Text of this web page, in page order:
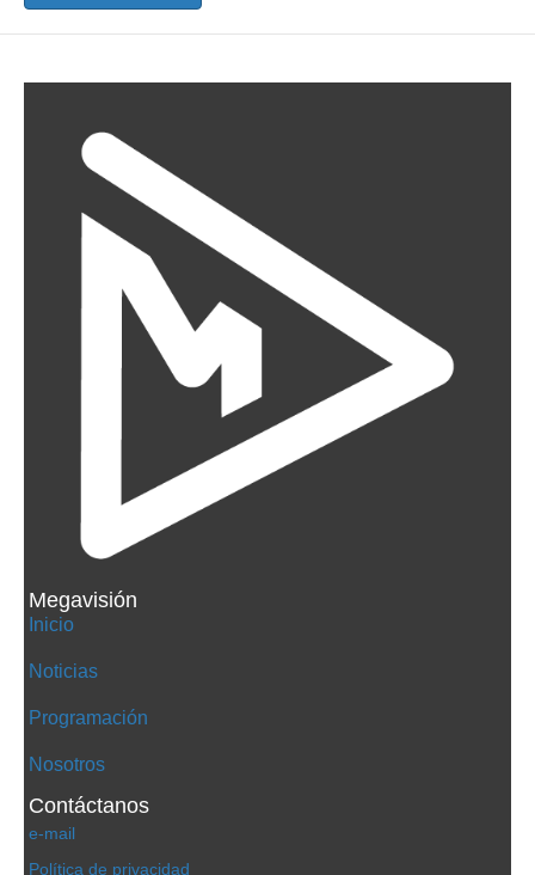
Megavisión
Inicio
Noticias
Programación
Nosotros
Contáctanos
e-mail
Política de privacidad